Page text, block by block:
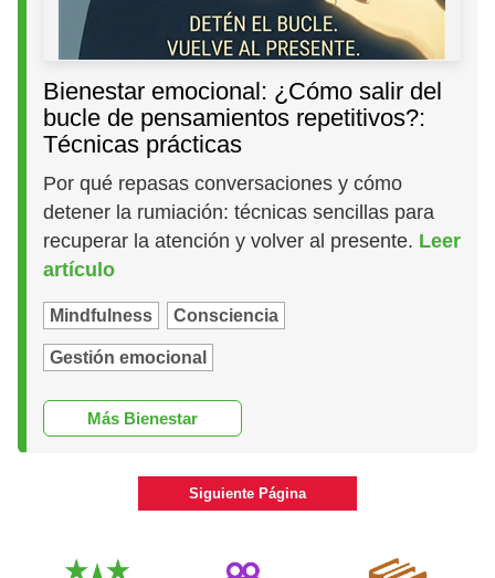
Bienestar emocional: ¿Cómo salir del
bucle de pensamientos repetitivos?:
Técnicas prácticas
Por qué repasas conversaciones y cómo
detener la rumiación: técnicas sencillas para
recuperar la atención y volver al presente. Leer
artículo
Mindfulness Consciencia
Gestión emocional
Más Bienestar
Siguiente Página